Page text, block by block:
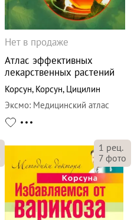
Нет в продаже
Атлас эффективных
лекарственных растений
Корсун, Корсун, Цицилин
Эксмо: Медицинский атлас
1 рец.
7 фото